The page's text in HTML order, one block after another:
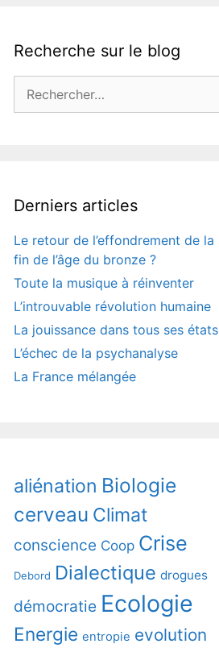
Recherche sur le blog
Derniers articles
Le retour de l’effondrement de la
fin de l’âge du bronze ?
Toute la musique à réinventer
L’introuvable révolution humaine
La jouissance dans tous ses états
L’échec de la psychanalyse
La France mélangée
aliénation Biologie
cerveau Climat
conscience Coop Crise
Debord Dialectique drogues
démocratie Ecologie
Energie entropie evolution